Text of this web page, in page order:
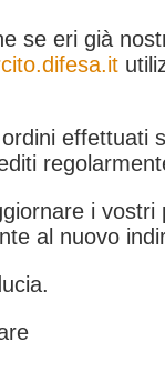
se eri già
effettuati
i
al nuovo